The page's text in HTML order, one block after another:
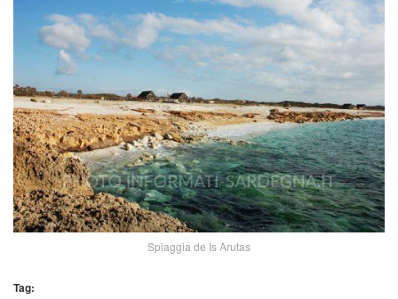
Spiaggia de Is Arutas
Tag: